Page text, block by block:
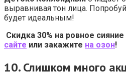
выравнивая тон лица.
будет идеальным!
Скидка 30% на ровное сияние
сайте или закажите на озон!
10.Слишком много